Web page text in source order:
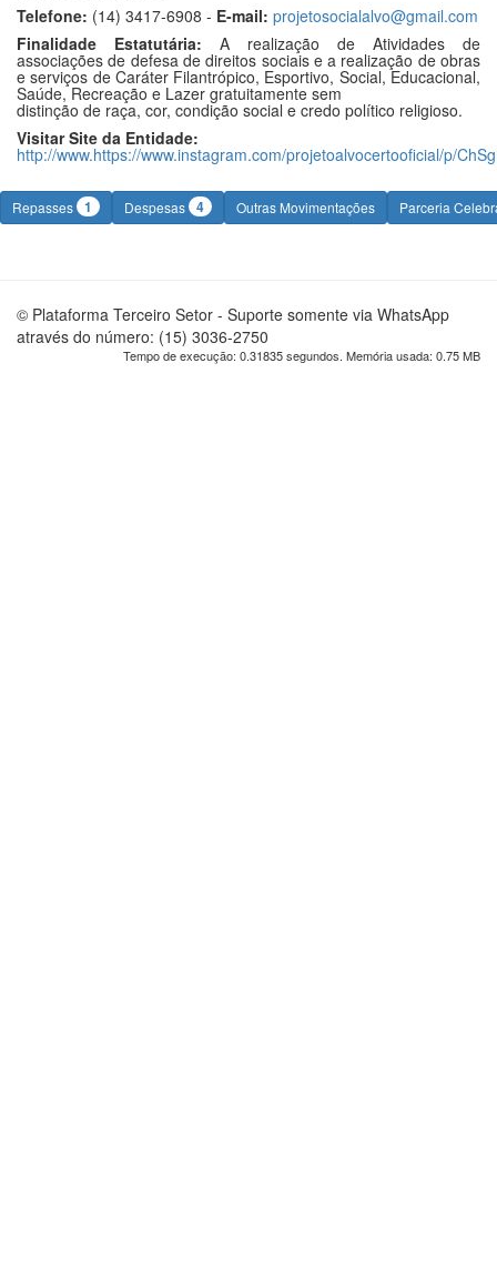
Telefone: (14) 3417-6908 - E-mail: projetosocialalvo@gmail.com
Finalidade Estatutária: A realização de Atividades de
associações de defesa de direitos sociais e a realização de obras
e serviços de Caráter Filantrópico, Esportivo, Social, Educacional,
Saúde, Recreação e Lazer gratuitamente sem
distinção de raça, cor, condição social e credo político religioso.
Visitar Site da Entidade:
http://www.https://www.instagram.com/projetoalvocertooficial/p/
Repasses 1 Despesas 4 Outras Movimentações Parceria
© Plataforma Terceiro Setor - Suporte somente via WhatsApp
através do número: (15) 3036-2750
Tempo de execução: 0.31835 segundos. Memória usada: 0.75 MB